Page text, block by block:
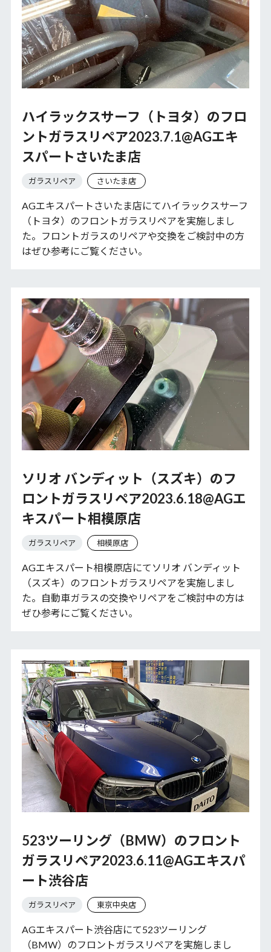
ハイラックスサーフ（トヨタ）のフロ
ントガラスリペア2023.7.1@AGエキ
スパートさいたま店
ガラスリペア さいたま店
AGエキスパートさいたま店にてハイラックスサーフ
（トヨタ）のフロントガラスリペアを実施しまし
た。フロントガラスのリペアや交換をご検討中の方
はぜひ参考にご覧ください。
ソリオ バンディット（スズキ）のフ
ロントガラスリペア2023.6.18@AGエ
キスパート相模原店
ガラスリペア 相模原店
AGエキスパート相模原店にてソリオ バンディット
（スズキ）のフロントガラスリペアを実施しまし
た。自動車ガラスの交換やリペアをご検討中の方は
ぜひ参考にご覧ください。
523ツーリング（BMW）のフロント
ガラスリペア2023.6.11@AGエキスパ
ート渋谷店
ガラスリペア 東京中央店
AGエキスパート渋谷店にて523ツーリング
（BMW）のフロントガラスリペアを実施しまし